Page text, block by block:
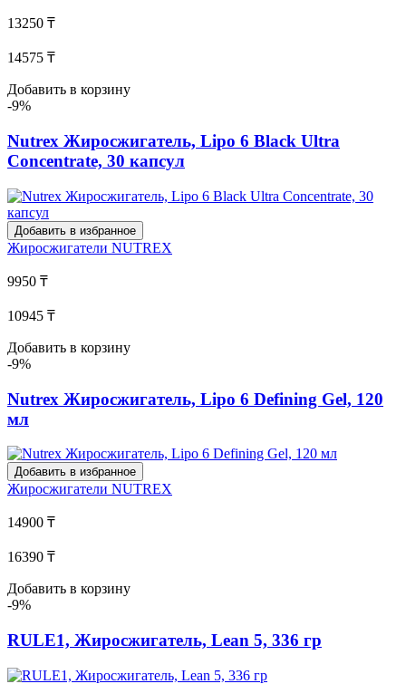
13250 ₸
14575 ₸
Добавить в корзину
-9%
Nutrex Жиросжигатель, Lipo 6 Black Ultra
Concentrate, 30 капсул
Добавить в избранное
Жиросжигатели NUTREX
9950 ₸
10945 ₸
Добавить в корзину
-9%
Nutrex Жиросжигатель, Lipo 6 Defining Gel, 120
мл
Добавить в избранное
Жиросжигатели NUTREX
14900 ₸
16390 ₸
Добавить в корзину
-9%
RULE1, Жиросжигатель, Lean 5, 336 гр